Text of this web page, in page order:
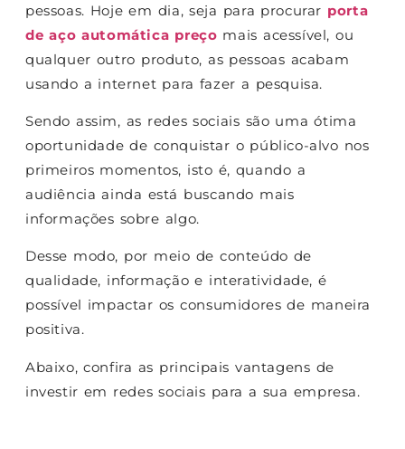
pessoas. Hoje em dia, seja para procurar porta
de aço automática preço mais acessível, ou
qualquer outro produto, as pessoas acabam
usando a internet para fazer a pesquisa.
Sendo assim, as redes sociais são uma ótima
oportunidade de conquistar o público-alvo nos
primeiros momentos, isto é, quando a
audiência ainda está buscando mais
informações sobre algo.
Desse modo, por meio de conteúdo de
qualidade, informação e interatividade, é
possível impactar os consumidores de maneira
positiva.
Abaixo, confira as principais vantagens de
investir em redes sociais para a sua empresa.